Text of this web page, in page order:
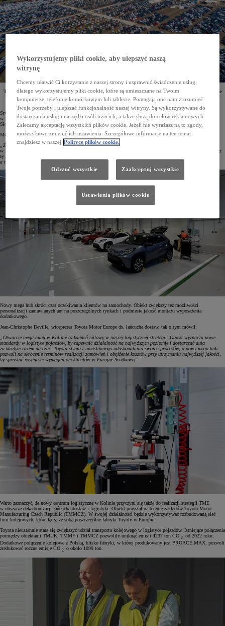
Toyota Motor Europe (TME) otwiera w czeskim Kolinie swój pierwszy mega hub. Ułatwi on operacje
logistyczne koncernu w Europie Środkowej, a także skróci czas oczekiwania europejskich klientów
na zamówione auta marki Toyota i Lexus. Inwestycja ta kosztowała 17 mln euro.
Stworzony przez Toyota Motor Europe w czeskim Kolinie mega hub to największy tego typu obiekt Toyoty
w Europie. Nowe centrum logistyczne będzie dostarczać samochody do Austrii, Czech, Niemiec, Polski,
Słowacji i Węgier. Rocznie będzie w stanie obsłużyć nawet 350 000 aut.
Mówiąc o tej inwestycji, dr Robert Kiml, prezes Toyota Motor Manufacturing Czech Republic, podkreślił:
„Zainwestowaliśmy w Czechach 17 mln euro. Ten strategiczny ruch nie tylko wzmacnia obecność Toyoty
w Europie Środkowej, ale także pokazuje, że jesteśmy pewni potencjału, jakim dysponuje ten region. Poprzez
tę inwestycję wspieramy innowacyjność, efektywność i zrównoważony rozwój, na czym skorzystają klienci,
a także lokalna gospodarka”.
Nowy mega hub skróci czas oczekiwania klientów na samochody. Obiekt zwiększy też możliwości
personalizacji zamawianych aut na poszczególnych rynkach i podniesie jakość montażu wyposażenia
dodatkowego.
Jean-Christophe Deville, wiceprezes Toyota Motor Europe ds. łańcucha dostaw, tak o tym mówił:
„Otwarcie mega hubu w Kolinie to kamień milowy w naszej logistycznej strategii. Obiekt wyznacza nowe
standardy w logistyce pojazdów, by zapewnić działalność na najwyższym poziomie i dostarczać auta
za każdym razem na czas. Toyota słynie z nieustannego udoskonalania swoich procesów, a nowy mega hub
pozwoli na skrócenie terminów realizacji zamówień i obniżenie kosztów przy utrzymaniu najwyższej jakości,
by sprostać rosnącym wymaganiom klientów w Europie Środkowej”.
Warto zaznaczyć, że nowy centrum logistyczne w Kolinie przyczyni się także do realizacji strategii TME
w obszarze dekarbonizacji łańcucha dostaw i logistyki. Obiekt powstał na terenie zakładów Toyota Motor
Manufacturing Czech Republic (TMMCZ). W swojej działalności będzie wykorzystywać rozbudowaną sieć
linii kolejowych, które łączą ze sobą poszczególne fabryki Toyoty w Europie.
Toyota nieustannie stara się zwiększyć udział transportu kolejowego w logistyce pojazdów. Istniejące połączenia
pomiędzy obiektami TMUK, TMMF i TMMCZ pozwoliły uniknąć emisji 4237 ton CO 2 od 2022 roku.
Dodatkowe połączenie kolejowe z Polską, blisko fabryki, w której produkowany jest PROACE MAX, pozwoli
zredukować roczne emisje CO 2 o około 1099 ton.
Wykorzystujemy pliki cookie, aby ulepszyć naszą
witrynę
Chcemy ułatwić Ci korzystanie z naszej strony i usprawnić świadczenie usług,
dlatego wykorzystujemy pliki cookie, które są umieszczane na Twoim
komputerze, telefonie komórkowym lub tablecie. Pomagają one nam zrozumieć
Twoje potrzeby i ulepszać funkcjonalność naszej witryny. Są wykorzystywane do
dostarczania usług i narzędzi osób trzecich, a także służą do celów reklamowych.
Zalecamy akceptację wszystkich plików cookie. Jeżeli nie wyrażasz na to zgody,
możesz łatwo zmienić ich ustawienia. Szczegółowe informacje na ten temat
znajdziesz w naszej Polityce plików cookie.
Odrzuć wszystkie Zaakceptuj wszystkie
Ustawienia plików cookie